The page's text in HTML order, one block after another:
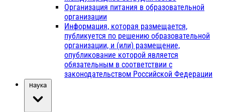
Организация питания в образовательной
организации
Информация, которая размещается,
публикуется по решению образовательной
организации, и (или) размещение,
опубликование которой является
обязательным в соответствии с
законодательством Российской Федерации
Наука